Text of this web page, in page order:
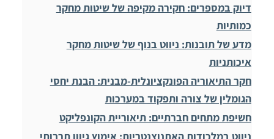
דיוק במספרים: חקירה מקיפה של שיטות מחקר
כמותיות
מדע של תובנות: ניווט בנוף של שיטות מחקר
איכותניות
חקר התיאוריה הפונקציונלית-מבנית: הבנת יחסי
הגומלין של צורה ותפקוד במערכות
חשיפת מתחים חברתיים: תיאוריית הקונפליקט